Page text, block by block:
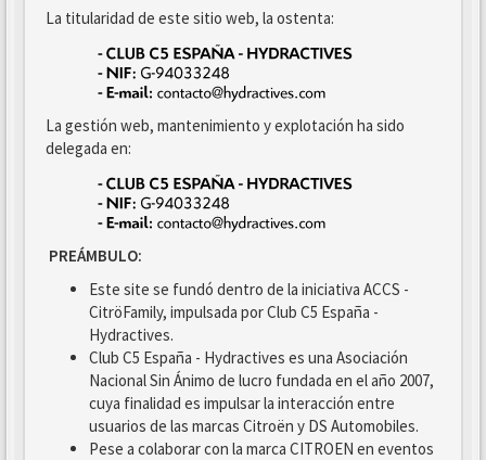
La titularidad de este sitio web, la ostenta:
La gestión web, mantenimiento y explotación ha sido
delegada en:
PREÁMBULO:
Este site se fundó dentro de la iniciativa ACCS -
CitröFamily, impulsada por Club C5 España -
Hydractives.
Club C5 España - Hydractives es una Asociación
Nacional Sin Ánimo de lucro fundada en el año 2007,
cuya finalidad es impulsar la interacción entre
usuarios de las marcas Citroën y DS Automobiles.
Pese a colaborar con la marca CITROEN en eventos